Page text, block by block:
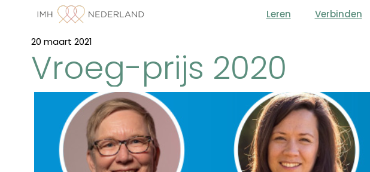
Leren Verbinden
20 maart 2021
Vroeg-prijs 2020